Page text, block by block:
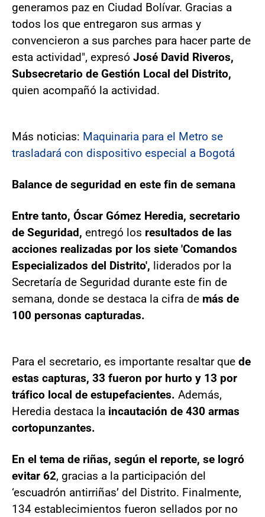
generamos paz en Ciudad Bolívar. Gracias a
todos los que entregaron sus armas y
convencieron a sus parches para hacer parte de
esta actividad", expresó José David Riveros,
Subsecretario de Gestión Local del Distrito,
quien acompañó la actividad.
Más noticias: Maquinaria para el Metro se
trasladará con dispositivo especial a Bogotá
Balance de seguridad en este fin de semana
Entre tanto, Óscar Gómez Heredia, secretario
de Seguridad, entregó los resultados de las
acciones realizadas por los siete 'Comandos
Especializados del Distrito', liderados por la
Secretaría de Seguridad durante este fin de
semana, donde se destaca la cifra de más de
100 personas capturadas.
Para el secretario, es importante resaltar que de
estas capturas, 33 fueron por hurto y 13 por
tráfico local de estupefacientes. Además,
Heredia destaca la incautación de 430 armas
cortopunzantes.
En el tema de riñas, según el reporte, se logró
evitar 62, gracias a la participación del
‘escuadrón antirriñas’ del Distrito. Finalmente,
134 establecimientos fueron sellados por no